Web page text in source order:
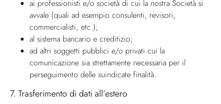
ai professionisti e/o società di cui la nostra Società si
avvale (quali ad esempio consulenti, revisori,
commercialisti, etc.);
al sistema bancario e creditizio;
ad altri soggetti pubblici e/o privati cui la
comunicazione sia strettamente necessaria per il
perseguimento delle suindicate finalità.
7. Trasferimento di dati all’estero